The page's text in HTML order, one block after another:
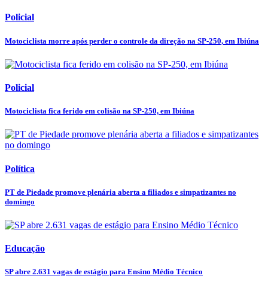
Policial
Motociclista morre após perder o controle da direção na SP-250, em Ibiúna
Policial
Motociclista fica ferido em colisão na SP-250, em Ibiúna
Política
PT de Piedade promove plenária aberta a filiados e simpatizantes no
domingo
Educação
SP abre 2.631 vagas de estágio para Ensino Médio Técnico